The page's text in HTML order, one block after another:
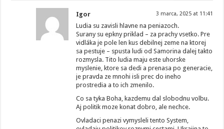
Igor 3 marca, 2025 at 11:41
Ludia su zavisli hlavne na peniazoch.
Surany su epkny priklad – za prachy vsetko. Pre
vidláka je pole len kus debilnej zeme na ktorej
sa pestuje – spusta ludi od Samorina dalej takto
rozmysla. Tito ludia maju este uhorske
myslenie, ktore sa dedi a prenasa po generacie,
je pravda ze mnohi isli prec do ineho
prostredia a to ich zmenilo.
Co sa tyka Boha, kazdemu dal slobodnu volbu.
Aj politik moze konat dobro, ale nechce.
Ovladaci penazi vymysleli tento System,